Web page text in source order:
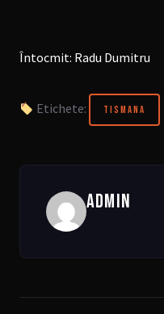
Întocmit: Radu Dumitru
Etichete: TISMANA
ADMIN